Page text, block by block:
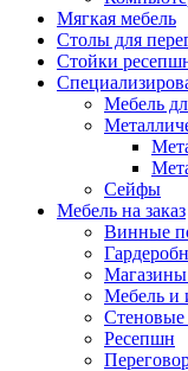
Мягкая мебель
Столы для
Стойки
Мебель
Сейфы
Мебель на заказ
Винные
Мебель и
Стеновые
Ресепшн